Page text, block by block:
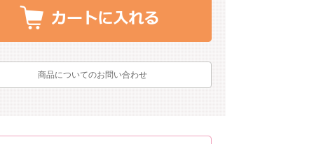
商品についてのお問い合わせ